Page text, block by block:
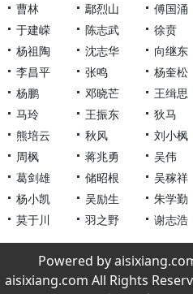
曹林
鄢烈山 傅国涌
于建嵘
陈志武 徐贲
杨祖陶
沈志华 向继东
李昌平
张鸣 杨奎松
杨鹏
邓晓芒 王缉思
马玲
王振东 狄马
熊培云
秋风 刘小枫
周枫
蒋兆勇 吴伟
葛剑雄
储昭根 吴稼祥
杨小凯
吴励生 朱学勤
莫于川
羽之野 谢志浩
Powered by
aisixiang.com All Rights